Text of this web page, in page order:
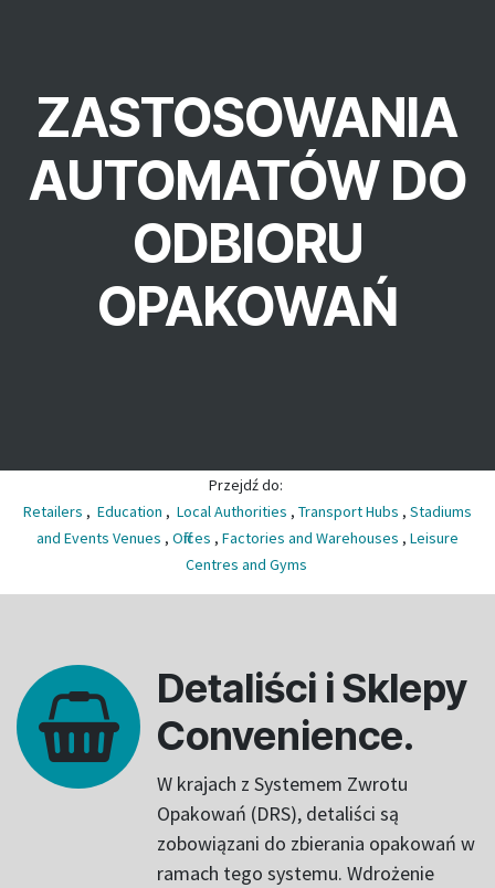
ZASTOSOWANIA
AUTOMATÓW DO
ODBIORU
OPAKOWAŃ
Przejdź do:
Retailers , Education , Local Authorities , Transport Hubs , Stadiums
and Events Venues , Offices , Factories and Warehouses , Leisure
Centres and Gyms
Detaliści i Sklepy
Convenience.
W krajach z Systemem Zwrotu
Opakowań (DRS), detaliści są
zobowiązani do zbierania opakowań w
ramach tego systemu. Wdrożenie